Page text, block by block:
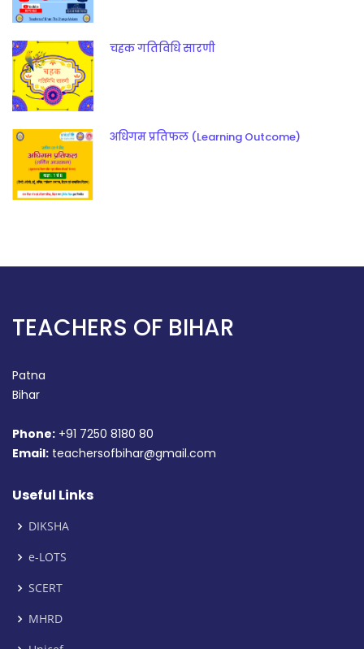
चहक गतिविधि सारणी
अधिगम प्रतिफल (Learning Outcome)
TEACHERS OF BIHAR
Patna
Bihar
Phone: +91 7250 8180 80
Email: teachersofbihar@gmail.com
Useful Links
DIKSHA
e-LOTS
SCERT
MHRD